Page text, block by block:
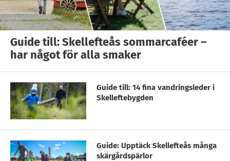
Guide till: Skellefteås sommarcaféer –
har något för alla smaker
Guide till: 14 fina vandringsleder i
Skelleftebygden
Guide: Upptäck Skellefteås många
skärgårdspärlor